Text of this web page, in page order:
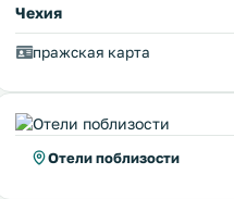
Чехия
пражская карта
Отели поблизости